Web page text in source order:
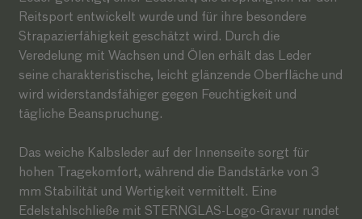
Reitsport entwickelt wurde und für ihre besondere
Strapazierfähigkeit geschätzt wird. Durch die
Veredelung mit Wachsen und Ölen erhält das Leder
seine charakteristische, leicht glänzende Oberfläche und
wird widerstandsfähiger gegen Feuchtigkeit und
tägliche Beanspruchung.
Das weiche Kalbsleder auf der Innenseite sorgt für
hohen Tragekomfort, während die Bandstärke von 3
mm Stabilität und Wertigkeit vermittelt. Eine
Edelstahlschließe mit STERNGLAS-Logo-Gravur rundet